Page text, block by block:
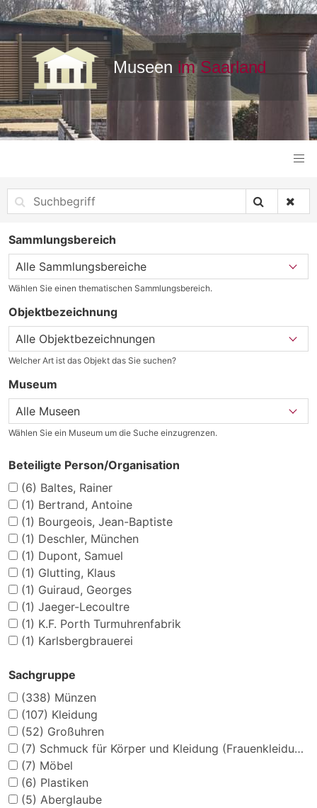
Sammlungsbereich
Wählen Sie einen thematischen Sammlungsbereich.
Objektbezeichnung
Welcher Art ist das Objekt das Sie suchen?
Museum
Wählen Sie ein Museum um die Suche einzugrenzen.
Beteiligte Person/Organisation
(6) Baltes, Rainer
(1) Bertrand, Antoine
(1) Bourgeois, Jean-Baptiste
(1) Deschler, München
(1) Dupont, Samuel
(1) Glutting, Klaus
(1) Guiraud, Georges
(1) Jaeger-Lecoultre
(1) K.F. Porth Turmuhrenfabrik
(1) Karlsbergbrauerei
Sachgruppe
(338) Münzen
(107) Kleidung
(52) Großuhren
(7) Schmuck für Körper und Kleidung (Frauenkleidung)
(7) Möbel
(6) Plastiken
(5) Aberglaube